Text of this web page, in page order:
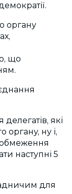
органу
що
які
органу, ну і,
обмеження
наступні 5
для